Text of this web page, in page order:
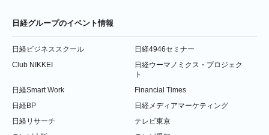
日経グループのイベント情報
日経ビジネススクール
日経4946セミナー
Club NIKKEI
日経ウーマノミクス・プロジェク
ト
日経Smart Work
Financial Times
日経BP
日経メディアマーケティング
日経リサーチ
テレビ東京